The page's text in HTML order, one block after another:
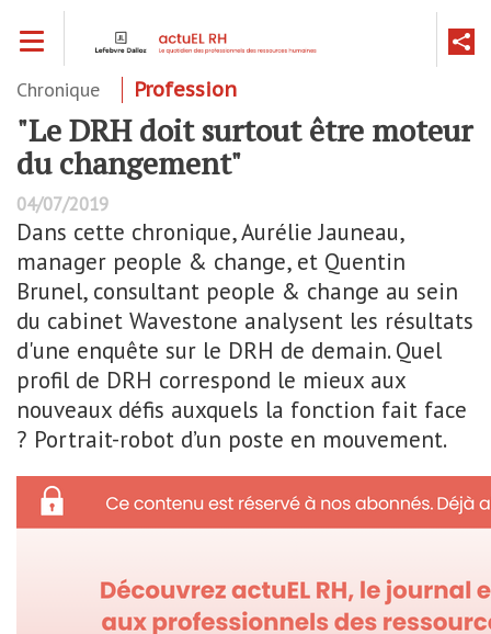
contenu
Chronique Profession
"Le DRH doit surtout être moteur
du changement"
04/07/2019
Dans cette chronique, Aurélie Jauneau,
manager people & change, et Quentin
Brunel, consultant people & change au sein
du cabinet Wavestone analysent les résultats
d'une enquête sur le DRH de demain. Quel
profil de DRH correspond le mieux aux
nouveaux défis auxquels la fonction fait face
? Portrait-robot d’un poste en mouvement.